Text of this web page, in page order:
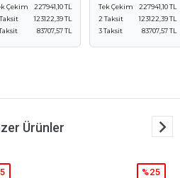
Çekim
227941,10 TL
123122,39 TL
83707,57 TL
Tek Çekim
227941,10 TL
2 Taksit
123122,39 TL
3 Taksit
83707,57 TL
Ürünler
%25